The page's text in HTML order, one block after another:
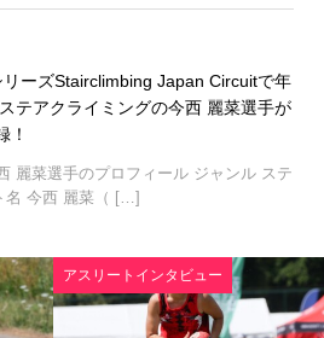
ーズStairclimbing Japan Circuitで年
テアクライミングの今西 麗菜選手が
！
麗菜選手のプロフィール ジャンル ステ
名 今西 麗菜（ […]
アスリートインタビュー